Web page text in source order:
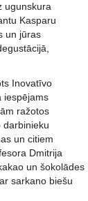
ugunskura
Kasparu
un jūras
Inovatīvo
iespējams
ražotos
darbinieku
un citiem
Dmitrija
un šokolādes
sarkano biešu